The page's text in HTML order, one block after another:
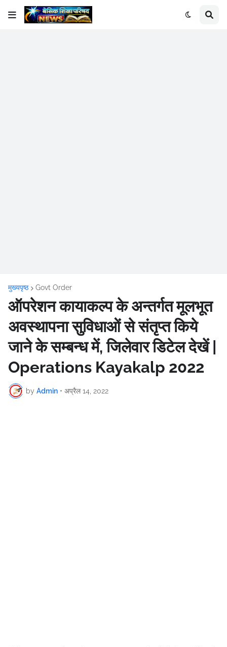
मुख्यपृष्ठ Govt Order
ऑपरेशन कायाकल्प के अन्तर्गत मूलभूत
अवस्थापना सुविधाओं से संतृप्त किये
जाने के सम्बन्ध में, जिलेवार डिटेल देखें |
Operations Kayakalp 2022
by Admin • अप्रैल 14, 2022